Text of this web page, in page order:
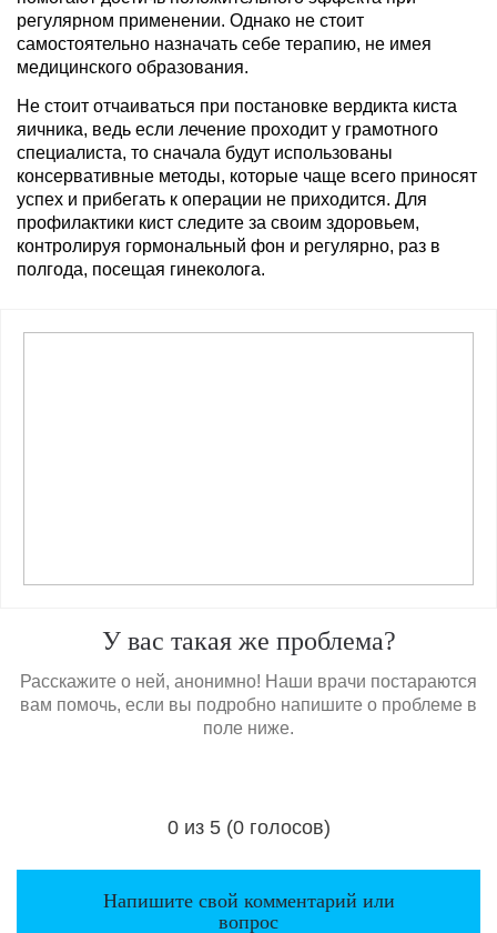
регулярном применении. Однако не стоит
самостоятельно назначать себе терапию, не имея
медицинского образования.
Не стоит отчаиваться при постановке вердикта киста
яичника, ведь если лечение проходит у грамотного
специалиста, то сначала будут использованы
консервативные методы, которые чаще всего приносят
успех и прибегать к операции не приходится. Для
профилактики кист следите за своим здоровьем,
контролируя гормональный фон и регулярно, раз в
полгода, посещая гинеколога.
У вас такая же проблема?
Расскажите о ней, анонимно! Наши врачи постараются
вам помочь, если вы подробно напишите о проблеме в
поле ниже.
Загрузка...
0 из 5 (0 голосов)
Напишите свой комментарий или
вопрос